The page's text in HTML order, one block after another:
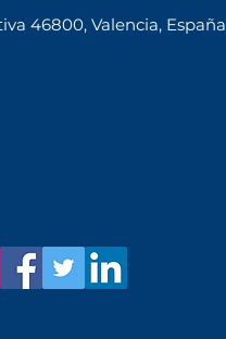
46800, Valencia, España